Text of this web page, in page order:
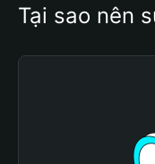
Tại sao nên